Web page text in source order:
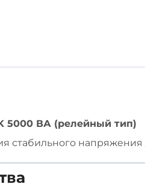
5000 ВА (релейный тип)